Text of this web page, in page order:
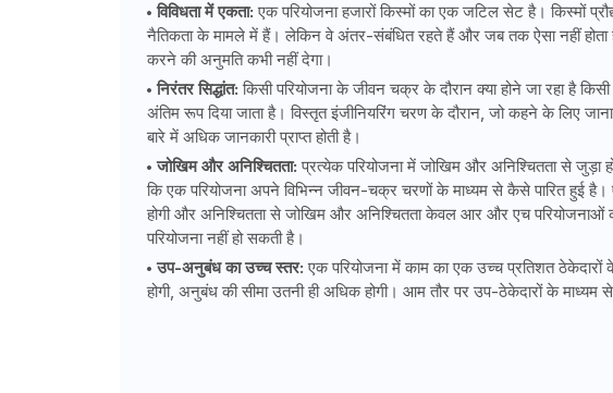
विविधता में एकता: एक परियोजना हजारों किस्मों का एक जटिल सेट है। किस्मों
नैतिकता के मामले में हैं। लेकिन वे अंतर-संबंधित रहते हैं और जब तक ऐसा नहीं होता है,
करने की अनुमति कभी नहीं देगा।
निरंतर सिद्धांत: किसी परियोजना के जीवन चक्र के दौरान क्या होने जा रहा है
अंतिम रूप दिया जाता है। विस्तृत इंजीनियरिंग चरण के दौरान, जो कहने के लिए
बारे में अधिक जानकारी प्राप्त होती है।
जोखिम और अनिश्चितता: प्रत्येक परियोजना में जोखिम और अनिश्चितता से जुड़ा
कि एक परियोजना अपने विभिन्न जीवन-चक्र चरणों के माध्यम से कैसे पारित हुई है।
होगी और अनिश्चितता से जोखिम और अनिश्चितता केवल आर और एच परियोजनाओं
परियोजना नहीं हो सकती है।
उप-अनुबंध का उच्च स्तर: एक परियोजना में काम का एक उच्च प्रतिशत ठेकेदारों
होगी, अनुबंध की सीमा उतनी ही अधिक होगी। आम तौर पर उप-ठेकेदारों के